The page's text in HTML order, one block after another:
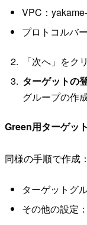
VPC：
プロトコルバ
「次へ」をク
ターゲットの
グループの作
Green用ターゲッ
同様の手順で作成：
ターゲットグ
その他の設定